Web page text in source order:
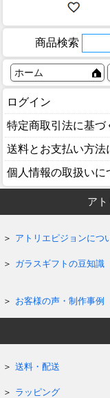
商品検索
ホーム
ログイン
特定商取引法に基づ
送料とお支払い方法
個人情報の取扱いに
ア
アトリエピジョンにつ
ガラスギフトの豆知識
お客様の声・制作事例
送料・配送
ラッピング